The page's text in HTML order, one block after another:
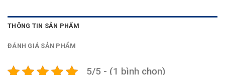
THÔNG TIN SẢN PHẨM
ĐÁNH GIÁ SẢN PHẨM
5/5 - (1 bình chọn)